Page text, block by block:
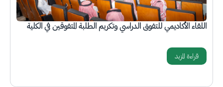
اللقاء الأكاديمي للتفوق الدراسي وتكريم الطلبة المتفوقين في الكلية
قراءة المزيد